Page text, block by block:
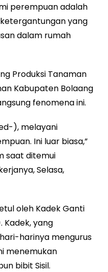
perempuan adalah
yang
dalam rumah
Produksi Tanaman
Kabupaten Bolaang
fenomena ini.
), melayani
Ini luar biasa,”
saat ditemui
Selasa,
oleh Kadek Ganti
Kadek, yang
harinya mengurus
menemukan
bibit Sisil.